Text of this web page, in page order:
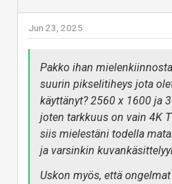
tummalla taustalla.
Väärinkäsitystä ei syntyisi,
"Sateenkaariefekti liittyy
väripyörällisiin DLP-
huippuluokan DLP-
(esim. kolmisiruiset mallit),
sateenkaariefektiä lainkaan.".
Vastaa
Jun 23, 2025
Pakko ihan
suurin pikselitiheys jota
käyttänyt? 2560 x 1600 ja
joten tarkkuus on vain 4K
siis mielestäni todella
ja varsinkin
Uskon myös, että